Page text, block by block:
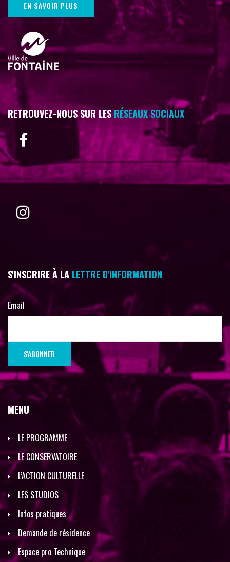
EN SAVOIR PLUS
RETROUVEZ-NOUS SUR LESRÉSEAUX SOCIAUX
S'INSCRIRE À LA LETTRE D'INFORMATION
Email
MENU
LE PROGRAMME
LE CONSERVATOIRE
L’ACTION CULTURELLE
LES STUDIOS
Infos pratiques
Demande de résidence
Espace pro Technique